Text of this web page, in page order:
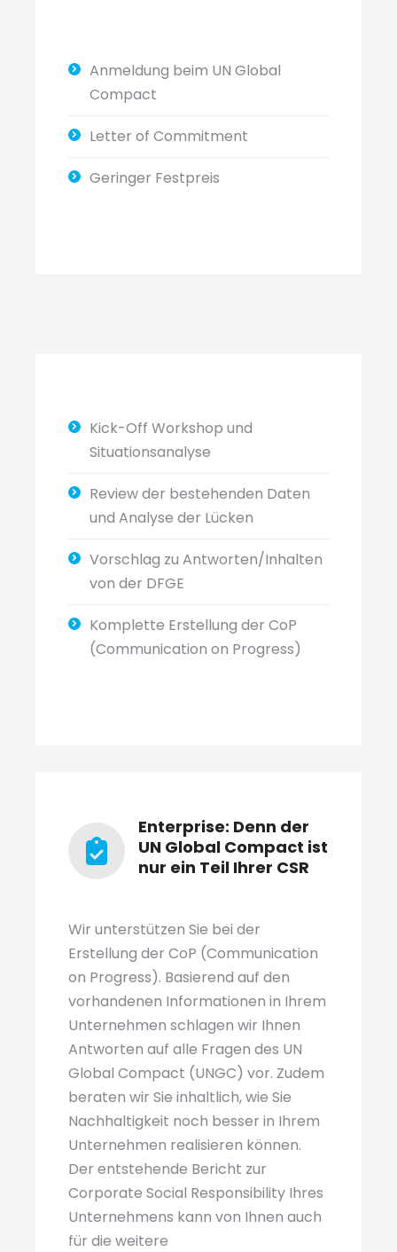
Anmeldung beim UN Global
Compact
Letter of Commitment
Geringer Festpreis
Kick-Off Workshop und
Situationsanalyse
Review der bestehenden Daten
und Analyse der Lücken
Vorschlag zu Antworten/Inhalten
von der DFGE
Komplette Erstellung der CoP
(Communication on Progress)
Enterprise: Denn der
UN Global Compact ist
nur ein Teil Ihrer CSR
Wir unterstützen Sie bei der
Erstellung der CoP (Communication
on Progress). Basierend auf den
vorhandenen Informationen in Ihrem
Unternehmen schlagen wir Ihnen
Antworten auf alle Fragen des UN
Global Compact (UNGC) vor. Zudem
beraten wir Sie inhaltlich, wie Sie
Nachhaltigkeit noch besser in Ihrem
Unternehmen realisieren können.
Der entstehende Bericht zur
Corporate Social Responsibility Ihres
Unternehmens kann von Ihnen auch
für die weitere